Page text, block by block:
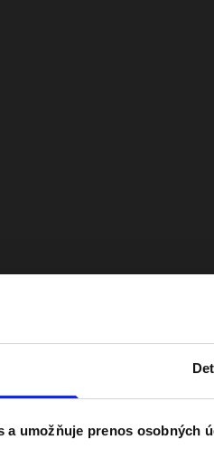
a umožňuje prenos osobných